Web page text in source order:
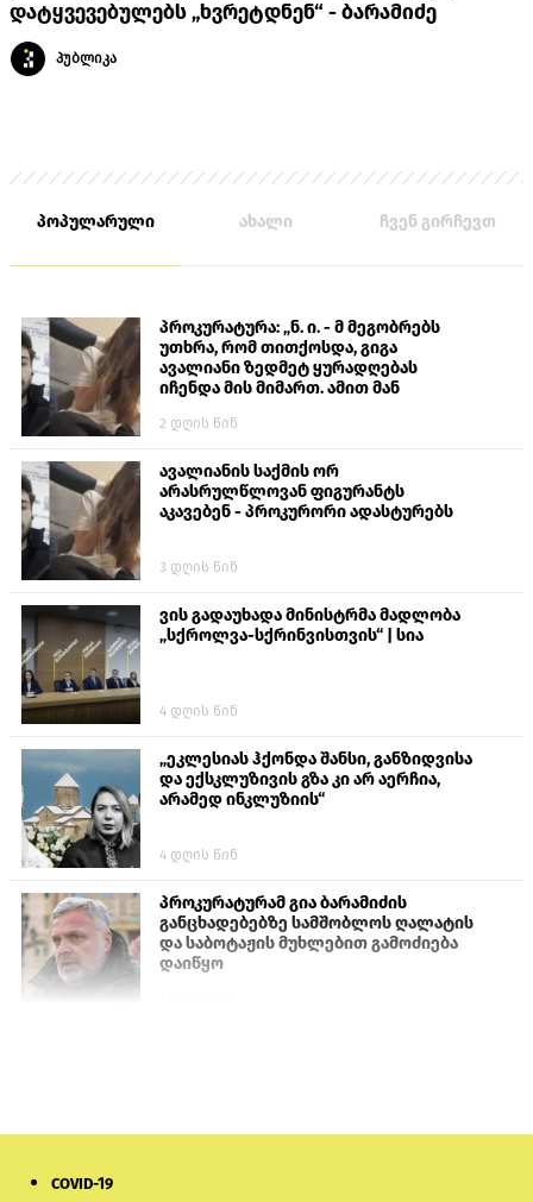
დატყვევებულებს „ხვრეტდნენ“ - ბარამიძე
პუბლიკა
პოპულარული ახალი ჩვენ გირჩევთ
პროკურატურა: „ნ. ი. - მ მეგობრებს
უთხრა, რომ თითქოსდა, გიგა
ავალიანი ზედმეტ ყურადღებას
იჩენდა მის მიმართ. ამით მან
თავს დასხმოდა გიგა ავალიანს“
2 დღის წინ
ავალიანის საქმის ორ
არასრულწლოვან ფიგურანტს
აკავებენ - პროკურორი ადასტურებს
3 დღის წინ
ვის გადაუხადა მინისტრმა მადლობა
„სქროლვა-სქრინვისთვის“ | სია
4 დღის წინ
„ეკლესიას ჰქონდა შანსი, განზიდვისა
და ექსკლუზივის გზა კი არ აერჩია,
არამედ ინკლუზიის“
4 დღის წინ
პროკურატურამ გია ბარამიძის
განცხადებებზე სამშობლოს ღალატის
და საბოტაჟის მუხლებით გამოძიება
დაიწყო
COVID-19